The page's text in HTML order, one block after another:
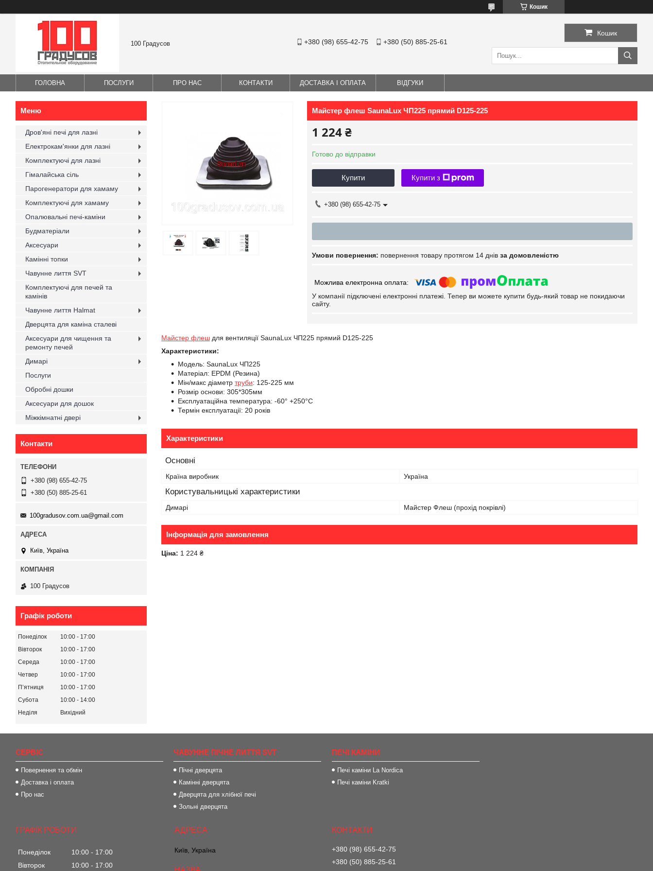
Кошик
100 Градусов +380 (98) 655-42-75 +380 (50) 885-25-61
Кошик
ГОЛОВНА ПОСЛУГИ ПРО НАС КОНТАКТИ ДОСТАВКА І ОПЛАТА ВІДГУКИ
Майстер флеш SaunaLux ЧП225 прямий D125-225
1 224 ₴
Готово до відправки
Купити Купити з
+380 (98) 655-42-75
повернення товару протягом 14 днів за домовленістю
У компанії підключені електронні платежі. Тепер ви можете купити будь-який товар не покидаючи
сайту.
Майстер флеш для вентиляції SaunaLux ЧП225 прямий D125-225
Характеристики:
Модель: SaunaLux ЧП225
Матеріал: EPDM (Резина)
Мін/макс діаметр труби: 125-225 мм
Розмір основи: 305*305мм
Експлуатаційна температура: -60° +250°С
Термін експлуатації: 20 років
Характеристики
Основні
Країна виробник Україна
Користувальницькі характеристики
Димарі Майстер Флеш (прохід покрівлі)
Інформація для замовлення
Ціна: 1 224 ₴
Дров'яні печі для лазні
Електрокам'янки для лазні
Комплектуючі для лазні
Гімалайська сіль
Парогенератори для хамаму
Комплектуючі для хамаму
Опалювальні печі-каміни
Будматеріали
Аксесуари
Камінні топки
Чавунне лиття SVT
Комплектуючі для печей та
камінів
Чавунне лиття Halmat
Дверцята для каміна сталеві
Аксесуари для чищення та
ремонту печей
Димарі
Послуги
Обробні дошки
Аксесуари для дошок
Міжкімнатні двері
Контакти
+380 (98) 655-42-75
+380 (50) 885-25-61
100gradusov.com.ua@gmail.com
Київ, Україна
100 Градусов
Графік роботи
Понеділок 10:00
17:00
Вівторок
10:00
17:00
Середа
10:00
17:00
Четвер
10:00
17:00
Пʼятниця
10:00
17:00
Субота
10:00
14:00
Неділя
Вихідний
СЕРВІС
Повернення та обмін
Доставка і оплата
Про нас
ЧАВУННЕ ПІЧНЕ ЛИТТЯ SVT
Пічні дверцята
Камінні дверцята
Дверцята для хлібної печі
Зольні дверцята
ПЕЧІ КАМІНИ
Печі каміни La Nordica
Печі каміни Kratki
ГРАФІК РОБОТИ
Понеділок 10:00
17:00
Вівторок
10:00 17:00
Київ, Україна
+380 (98) 655-42-75
+380 (50) 885-25-61